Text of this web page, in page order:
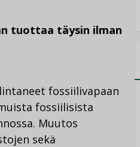
tuottaa täysin ilman
fossiilivapaan
fossiilisista
Muutos
sekä